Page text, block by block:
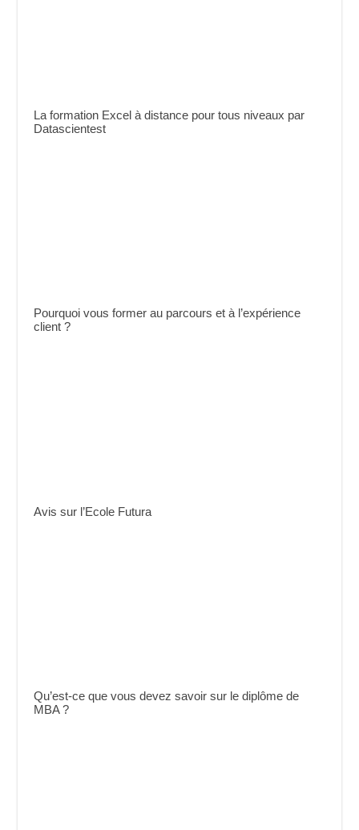
La formation Excel à distance pour tous niveaux par
Datascientest
Pourquoi vous former au parcours et à l’expérience
client ?
Avis sur l’Ecole Futura
Qu’est-ce que vous devez savoir sur le diplôme de
MBA ?